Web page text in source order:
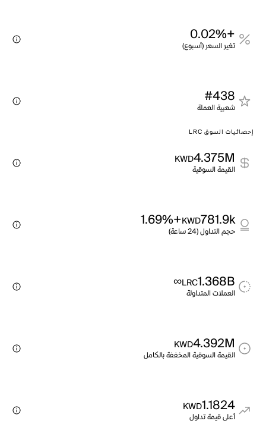
+0.02%
تغير السعر (أسبوع)
#438
شعبية العملة
إحصائيات السوق LRC
4.375M
KWD
القيمة السوقية
781.9k
KWD
+1.69%
حجم التداول (24 ساعة)
1.368B
LRC
∞
العملات المتداولة
4.392M
KWD
القيمة السوقية المخففة بالكامل
1.1824
KWD
أعلى قيمة تداول